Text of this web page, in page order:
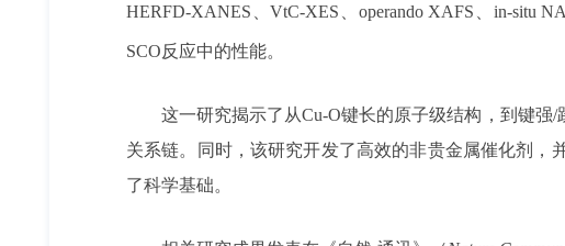
HERFD-XANES、VtC-XES、operando XAFS、in-situ
SCO反应中的性能。
这一研究揭示了从Cu-O键长的原子级结构，到 键强/
关系链。同时，该研究开发了高效的非贵金属催化剂，
了科学基础。